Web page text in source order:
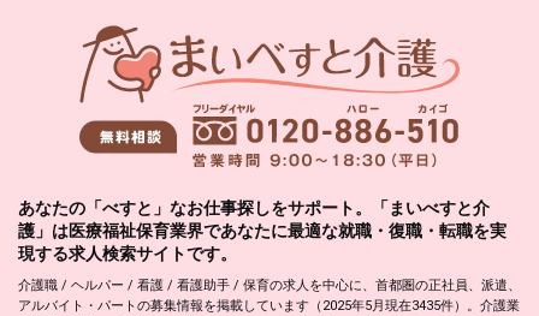
あなたの「べすと」なお仕事探しをサポート。「まいべすと介
護」は医療福祉保育業界であなたに最適な就職・復職・転職を実
現する求人検索サイトです。
介護職 / ヘルパー / 看護 / 看護助手 / 保育の求人を中心に、首都圏の正社員、派遣、
アルバイト・パートの募集情報を掲載しています（2025年5月現在3435件）。介護業